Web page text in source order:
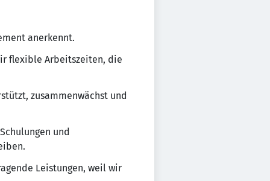
anerkennt.
flexible Arbeitszeiten, die
zusammenwächst und
und
Leistungen, weil wir